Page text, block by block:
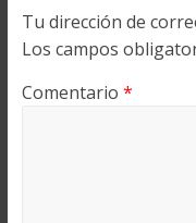
Tu dirección de
Los campos
Comentario *